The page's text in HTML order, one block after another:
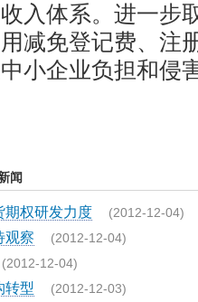
入体系。进一步
减免登记费、注
小企业负担和侵
闻
期权研发力度 (2012-12-04)
观察 (2012-12-04)
(2012-12-04)
转型 (2012-12-03)